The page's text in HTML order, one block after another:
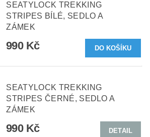
SEATYLOCK TREKKING
STRIPES BÍLÉ, SEDLO A
ZÁMEK
990 Kč
SEATYLOCK TREKKING
STRIPES ČERNÉ, SEDLO A
ZÁMEK
990 Kč DETAIL